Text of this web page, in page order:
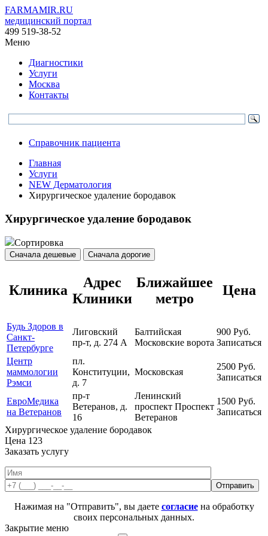
FARMAMIR.RU
медицинский портал
499 519-38-52
Меню
Диагностики
Услуги
Москва
Контакты
Справочник пациента
Главная
Услуги
NEW Дерматология
Хирургическое удаление бородавок
Хирургическое удаление бородавок
Сортировка
Сначала дешевые Сначала дорогие
Клиника
Адрес
Клиники
Ближайшее
метро
Цена
Будь Здоров в
Санкт-
Петербурге
Лиговский
пр-т, д. 274 А
Балтийская
Московские ворота
900 Руб.
Записаться
Центр
маммологии
Рэмси
пл.
Конституции,
д. 7
Московская
2500 Руб.
Записаться
ЕвроМедика
на Ветеранов
пр-т
Ветеранов, д.
16
Ленинский
проспект Проспект
Ветеранов
1500 Руб.
Записаться
Хирургическое удаление бородавок
Цена 123
Заказать услугу
Нажимая на "Отправить", вы даете согласиена обработку
своих персональных данных.
Закрытие меню